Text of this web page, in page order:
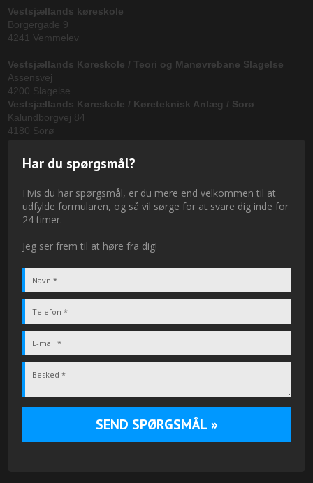
Vestsjællands køreskole
Borgergade 9
4241 Vemmelev
Vestsjællands Køreskole / Teori og Manøvrebane Slagelse
Assensvej
4200 Slagelse
Vestsjællands Køreskole / Køreteknisk Anlæg / Sorø
Kalundborgvej 84
4180 Sorø
Har du spørgsmål?
Hvis du har spørgsmål, er du mere end velkommen til at
udfylde formularen, og så vil sørge for at svare dig inde for
24 timer.
Jeg ser frem til at høre fra dig!